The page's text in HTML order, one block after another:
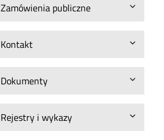
Zamówienia publiczne
Kontakt
Dokumenty
Rejestry i wykazy